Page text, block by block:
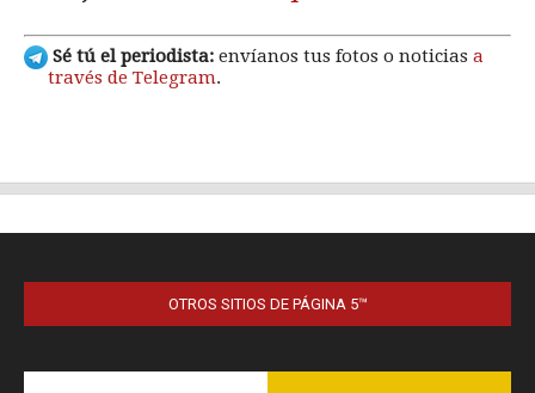
OTROS SITIOS DE PÁGINA 5™